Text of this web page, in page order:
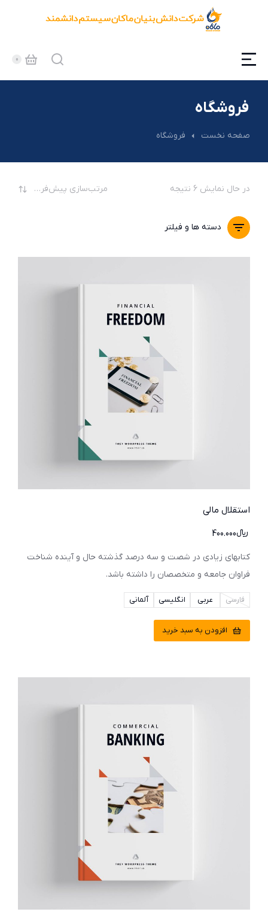
فروشگاه
مکان شما:
صفحه نخست فروشگاه
در حال نمایش 6 نتیجه
دسته ها و فیلتر
آلمانی انگلیسی عربی فارسی
استقلال مالی
﷼400.000
کتابهای زیادی در شصت و سه درصد گذشته حال و آینده شناخت
فراوان جامعه و متخصصان را داشته باشد.
افزودن به سبد خرید